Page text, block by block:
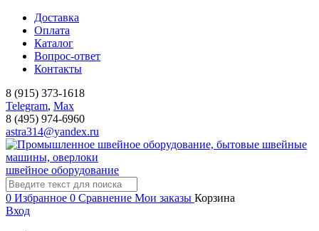
Доставка
Оплата
Каталог
Вопрос-ответ
Контакты
8 (915) 373-1618
Telegram, Мах
8 (495) 974-6960
astra314@yandex.ru
швейное оборудование
0 Избранное 0 Сравнение Мои заказы Корзина
Вход